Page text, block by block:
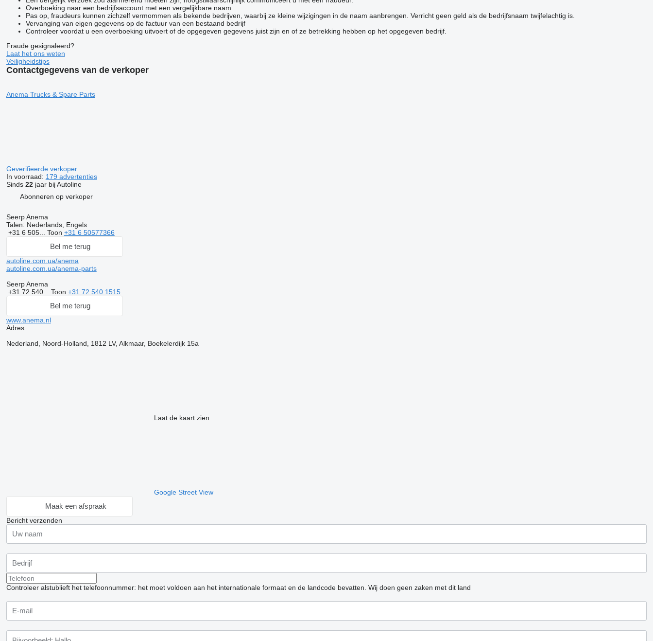
Overboeking naar een bedrijfsaccount met een vergelijkbare naam
Pas op, fraudeurs kunnen zichzelf vermommen als bekende bedrijven, waarbij ze kleine wijzigingen in de naam aanbrengen. Verricht geen geld als de bedrijfsnaam twijfelachtig is.
Vervanging van eigen gegevens op de factuur van een bestaand bedrijf
Controleer voordat u een overboeking uitvoert of de opgegeven gegevens juist zijn en of ze betrekking hebben op het opgegeven bedrijf.
Fraude gesignaleerd?
Laat het ons weten
Veiligheidstips
Contactgegevens van de verkoper
Anema Trucks & Spare Parts
Geverifieerde verkoper
In voorraad: 179 advertenties
Sinds 22jaar bij Autoline
Abonneren op verkoper
Seerp Anema
Talen: Nederlands, Engels
+31 6 505... Toon +31 6 50577366
Bel me terug
autoline.com.ua/anema
autoline.com.ua/anema-parts
Seerp Anema
+31 72 540... Toon +31 72 540 1515
Bel me terug
www.anema.nl
Adres
Nederland, Noord-Holland, 1812 LV, Alkmaar, Boekelerdijk 15a
Laat de kaart zien
Google Street View
Maak een afspraak
Bericht verzenden
Controleer alstublieft het telefoonnummer: het moet voldoen aan het internationale formaat en de landcode bevatten. Wij doen geen zaken met dit land